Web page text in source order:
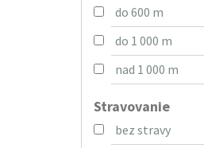
do 600 m
do 1 000 m
nad 1 000 m
Stravovanie
bez stravy